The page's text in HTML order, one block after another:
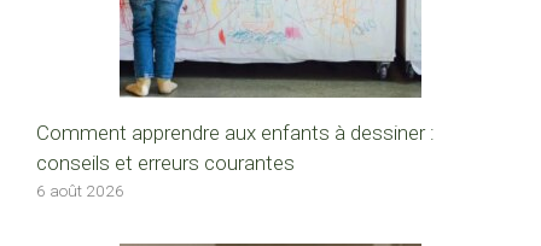
Comment apprendre aux enfants à dessiner :
conseils et erreurs courantes
6 août 2026